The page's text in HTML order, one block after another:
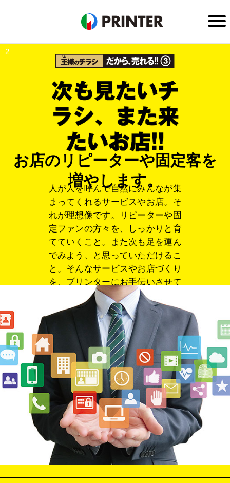
お店のリピーターや固定客を
増やします。
人が人を呼んで自然にみんなが集
まってくれるサービスやお店。そ
れが理想像です。リピーターや固
定ファンの方々を、しっかりと育
てていくこと。また次も足を運ん
でみよう、と思っていただけるこ
と。そんなサービスやお店づくり
を、プリンターにお手伝いさせて
ください。
ホーム
王様のチラシ だから売れる①
王様のチラシ だから売れる②
王様のチラシ だから売れる③
企業情報
採用
お問い合わせ
2